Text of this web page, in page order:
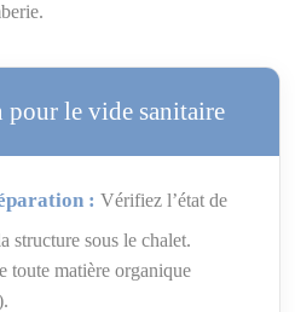
pour le vide sanitaire
: Vérifiez l’état de
structure sous le chalet.
toute matière organique